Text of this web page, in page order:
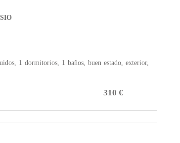
1 dormitorios, 1 baños, buen estado, exterior,
310 €